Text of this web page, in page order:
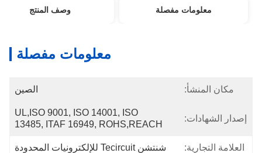
معلومات مفصلة وصف المنتج
معلومات مفصلة
مكان المنشأ: الصين
إصدار الشهادات:
UL,ISO 9001, ISO 14001, ISO
13485, ITAF 16949, ROHS,REACH
العلامة التجارية: شنتشن Tecircuit للإلكترونيات المحدودة